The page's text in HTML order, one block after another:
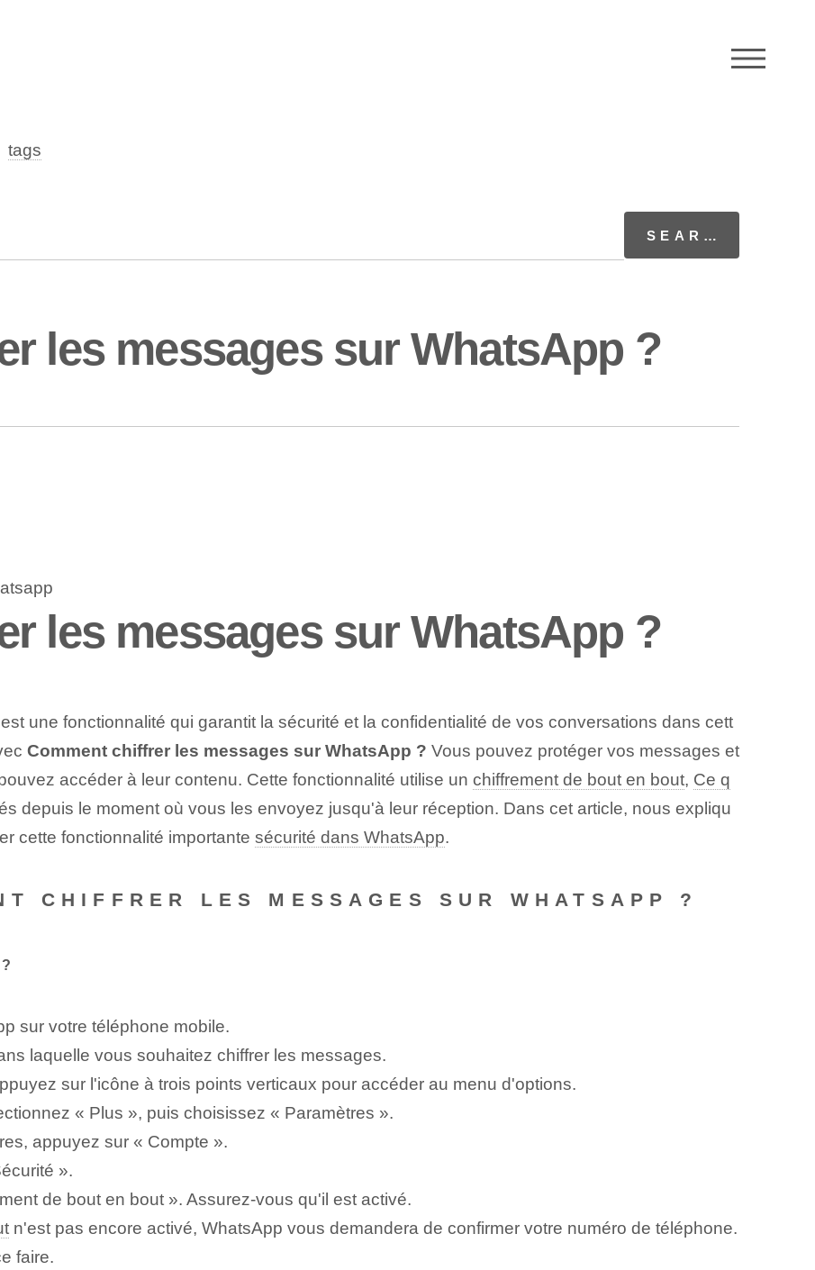
tags
les messages sur WhatsApp ?
les messages sur WhatsApp ?
est une fonctionnalité qui garantit la sécurité et la confidentialité de vos conversations dans cett
Comment chiffrer les messages sur WhatsApp ? Vous pouvez protéger vos messages et
accéder à leur contenu. Cette fonctionnalité utilise un chiffrement de bout en bout, Ce q
depuis le moment où vous les envoyez jusqu'à leur réception. Dans cet article, nous expliqu
cette fonctionnalité importante sécurité dans WhatsApp.
CHIFFRER LES MESSAGES SUR WHATSAPP ?
sur votre téléphone mobile.
laquelle vous souhaitez chiffrer les messages.
sur l'icône à trois points verticaux pour accéder au menu d'options.
« Plus », puis choisissez « Paramètres ».
appuyez sur « Compte ».
».
de bout en bout ». Assurez-vous qu'il est activé.
n'est pas encore activé, WhatsApp vous demandera de confirmer votre numéro de téléphone.
faire.